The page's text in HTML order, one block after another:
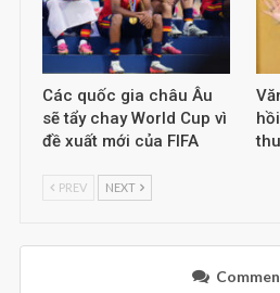
Các quốc gia châu Âu
sẽ tẩy chay World Cup vì
đề xuất mới của FIFA
PREV NEXT